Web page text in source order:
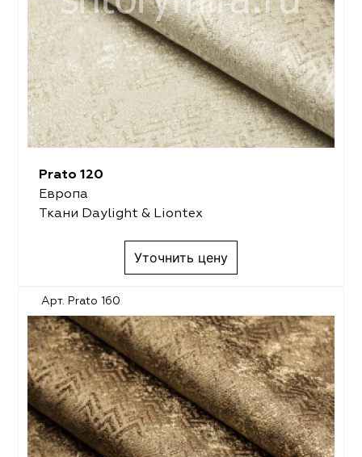
Prato 120
Европа
Ткани Daylight & Liontex
Уточнить цену
Арт. Prato 160